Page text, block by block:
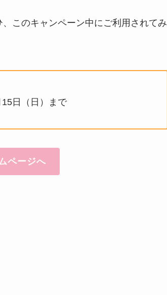
このキャンペーン中にご利用されてみ
日（日）まで
ページへ